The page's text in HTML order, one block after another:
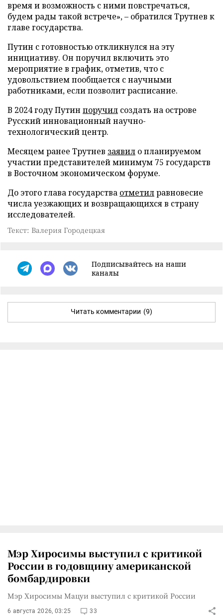
время и возможность с ними повстречаться,
будем рады такой встрече», – обратился Трутнев к
главе государства.
Путин с готовностью откликнулся на эту
инициативу. Он поручил включить это
мероприятие в график, отметив, что с
удовольствием пообщается с научными
работниками, если позволит расписание.
В 2024 году Путин поручил создать на острове
Русский инновационный научно-
технологический центр.
Месяцем ранее Трутнев заявил о планируемом
участии представителей минимум 75 государств
в Восточном экономическом форуме.
До этого глава государства отметилравновесие
числа уезжающих и возвращающихся в страну
исследователей.
Текст: Валерия Городецкая
Подписывайтесь на наши
каналы
Читать комментарии (9)
Мэр Хиросимы выступил с критикой
России в годовщину американской
бомбардировки
Мэр Хиросимы Мацуи выступил с критикой России
6 августа 2026, 03:25 33